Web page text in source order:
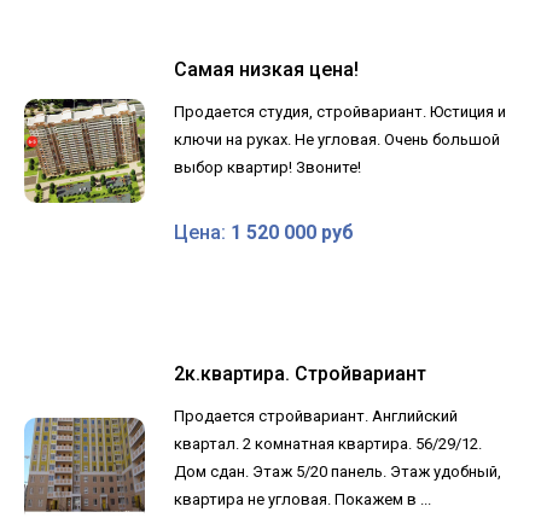
Самая низкая цена!
Продается студия, стройвариант. Юстиция и
ключи на руках. Не угловая. Очень большой
выбор квартир! Звоните!
Цена: 1 520 000 руб
2к.квартира. Стройвариант
Продается стройвариант. Английский
квартал. 2 комнатная квартира. 56/29/12.
Дом сдан. Этаж 5/20 панель. Этаж удобный,
квартира не угловая. Покажем в ...